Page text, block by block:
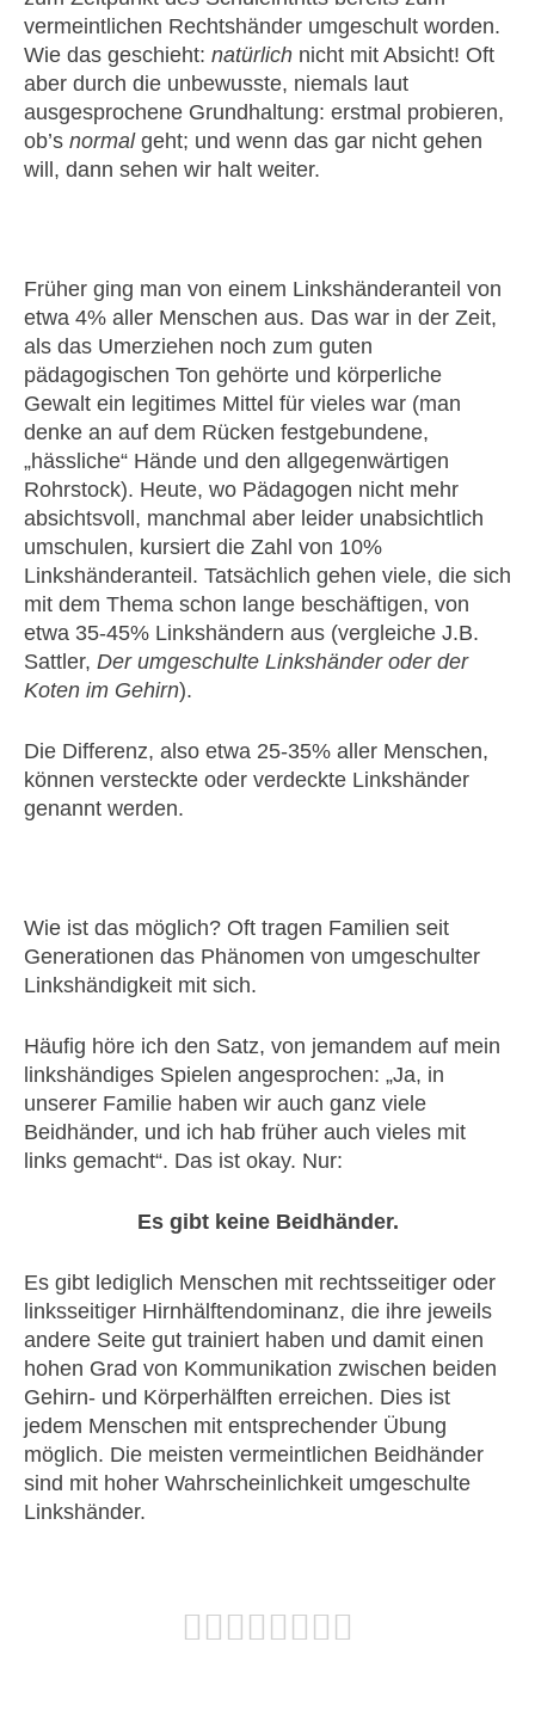
vermeintlichen Rechtshänder umgeschult worden.
Wie das geschieht: natürlich nicht mit Absicht! Oft
aber durch die unbewusste, niemals laut
ausgesprochene Grundhaltung: erstmal probieren,
ob’s normalgeht; und wenn das gar nicht gehen
will, dann sehen wir halt weiter.
Früher ging man von einem Linkshänderanteil von
etwa 4% aller Menschen aus. Das war in der Zeit,
als das Umerziehen noch zum guten
pädagogischen Ton gehörte und körperliche
Gewalt ein legitimes Mittel für vieles war (man
denke an auf dem Rücken festgebundene,
„hässliche“ Hände und den allgegenwärtigen
Rohrstock). Heute, wo Pädagogen nicht mehr
absichtsvoll, manchmal aber leider unabsichtlich
umschulen, kursiert die Zahl von 10%
Linkshänderanteil. Tatsächlich gehen viele, die sich
mit dem Thema schon lange beschäftigen, von
etwa 35-45% Linkshändern aus (vergleiche J.B.
Sattler, Der umgeschulte Linkshänder oder der
Koten im Gehirn).
Die Differenz, also etwa 25-35% aller Menschen,
können versteckte oder verdeckte Linkshänder
genannt werden.
Wie ist das möglich? Oft tragen Familien seit
Generationen das Phänomen von umgeschulter
Linkshändigkeit mit sich.
Häufig höre ich den Satz, von jemandem auf mein
linkshändiges Spielen angesprochen: „Ja, in
unserer Familie haben wir auch ganz viele
Beidhänder, und ich hab früher auch vieles mit
links gemacht“. Das ist okay. Nur:
Es gibt keine Beidhänder.
Es gibt lediglich Menschen mit rechtsseitiger oder
linksseitiger Hirnhälftendominanz, die ihre jeweils
andere Seite gut trainiert haben und damit einen
hohen Grad von Kommunikation zwischen beiden
Gehirn- und Körperhälften erreichen. Dies ist
jedem Menschen mit entsprechender Übung
möglich. Die meisten vermeintlichen Beidhänder
sind mit hoher Wahrscheinlichkeit umgeschulte
Linkshänder.